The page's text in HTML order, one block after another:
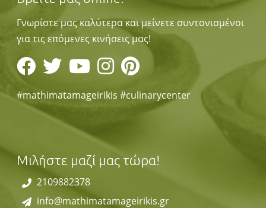
Γνωρίστε μας καλύτερα και μείνετε συντονισμένοι
για τις επόμενες κινήσεις μας!
#mathimatamageirikis #culinarycenter
Μιλήστε μαζί μας τώρα!
2109882378
info@mathimatamageirikis.gr